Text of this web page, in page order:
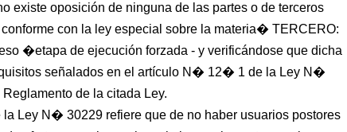
existe oposición de ninguna de las partes o de terceros
con la ley especial sobre la materia� TERCERO:
�etapa de ejecución forzada - y verificándose que dicha
señalados en el artículo N� 12� 1 de la Ley N�
de la citada Ley.
Ley N� 30229 refiere que de no haber usuarios postores